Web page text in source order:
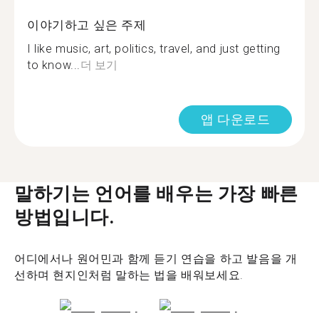
이야기하고 싶은 주제
I like music, art, politics, travel, and just getting
to know... 더 보기
앱 다운로드
말하기는 언어를 배우는 가장 빠른
방법입니다.
어디에서나 원어민과 함께 듣기 연습을 하고 발음을 개
선하며 현지인처럼 말하는 법을 배워보세요.